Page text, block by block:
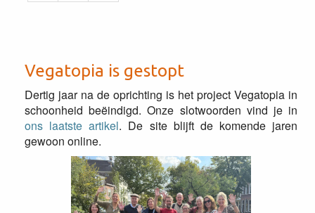
Vegatopia is gestopt
Dertig jaar na de oprichting is het project Vegatopia in
schoonheid beëindigd. Onze slotwoorden vind je in
ons laatste artikel. De site blijft de komende jaren
gewoon online.